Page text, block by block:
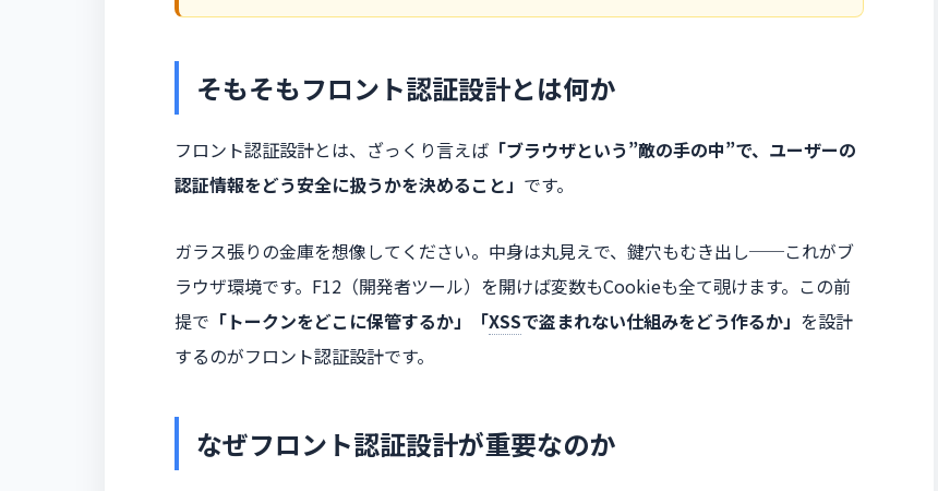
そもそもフロント認証設計とは何か
フロント認証設計とは、ざっくり言えば 「ブラウザという”敵の手の中”で、ユーザーの
認証情報をどう安全に扱うかを決めること」 です。
ガラス張りの金庫を想像してください。中身は丸見えで、鍵穴もむき出し──これがブ
ラウザ環境です。F12（開発者ツール）を開けば変数もCookieも全て覗けます。この前
提で 「トークンをどこに保管するか」「XSSで盗まれない仕組みをどう作るか」 を設計
するのがフロント認証設計です。
なぜフロント認証設計が重要なのか